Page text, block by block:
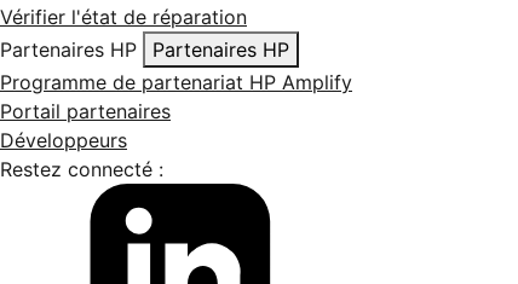
Vérifier l'état de réparation
Partenaires HP
Partenaires HP
Programme de partenariat HP Amplify
Portail partenaires
Développeurs
Restez connecté :